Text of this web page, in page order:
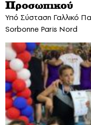
Προσωπικού
Υπό Σύσταση Γαλλικό
Sorbonne Paris Nord